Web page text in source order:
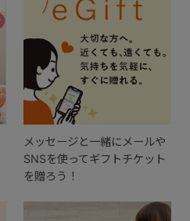
メッセージと一緒にメールや
SNSを使ってギフトチケット
を贈ろう！